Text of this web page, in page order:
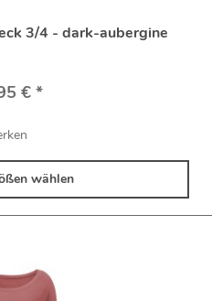
3/4 - dark-aubergine
€ *
wählen